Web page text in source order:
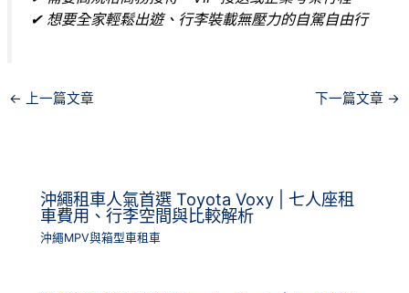
✔ 想要全家輕鬆出遊、行李裝載無壓力的自駕自由行
← 上一篇文章 下一篇文章 →
沖繩租車人氣首選 Toyota Voxy | 七人座租
車費用、行李空間與比較解析
沖繩MPV與箱型車租車